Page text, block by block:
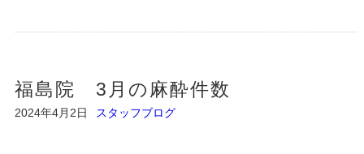
福島院 3月の麻酔件数
2024年4月2日 スタッフブログ